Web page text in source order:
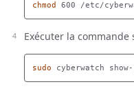
chmod
Exécuter la
sudo